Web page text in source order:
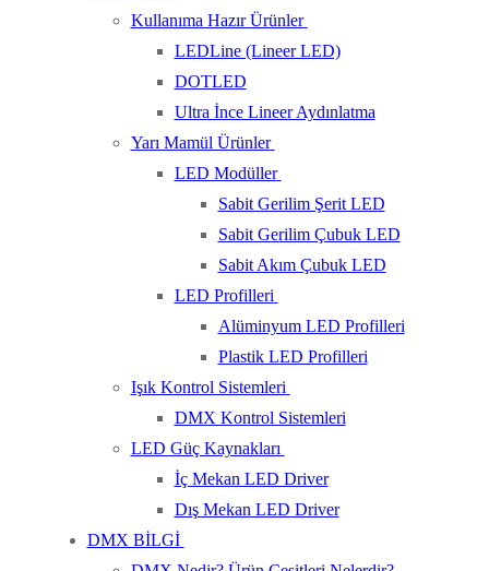
Kullanıma Hazır Ürünler
LEDLine (Lineer LED)
DOTLED
Ultra İnce Lineer Aydınlatma
Yarı Mamül Ürünler
LED Modüller
Sabit Gerilim Şerit LED
Sabit Gerilim Çubuk LED
Sabit Akım Çubuk LED
LED Profilleri
Alüminyum LED Profilleri
Plastik LED Profilleri
Işık Kontrol Sistemleri
DMX Kontrol Sistemleri
LED Güç Kaynakları
İç Mekan LED Driver
Dış Mekan LED Driver
DMX BİLGİ